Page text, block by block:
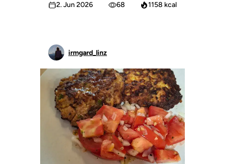
2. Jun 2026 68 1158 kcal
irmgard_linz